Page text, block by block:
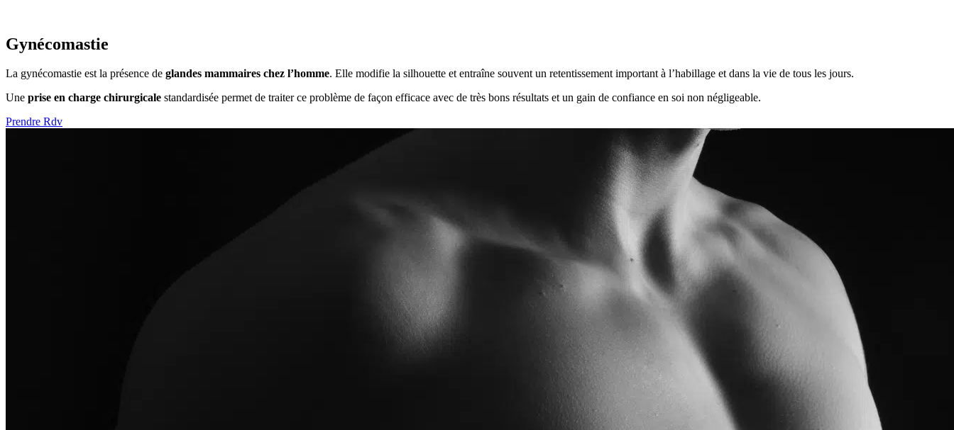
Gynécomastie
La gynécomastie est la présence de glandes mammaires chez l’homme. Elle modifie la silhouette et entraîne souvent un retentissement important à l’habillage et dans la vie de tous les jours.
Une prise en charge chirurgicale standardisée permet de traiter ce problème de façon efficace avec de très bons résultats et un gain de confiance en soi non négligeable.
Prendre Rdv